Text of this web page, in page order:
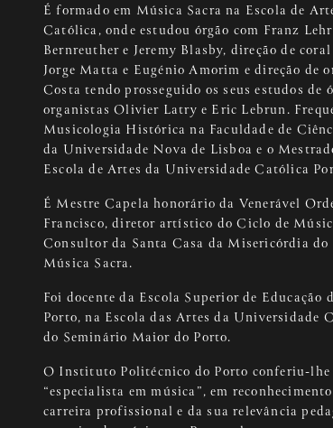
É formado em Música Sacra na Escola de
Católica, onde estudou órgão com Franz
Bernreuther e Jeremy Blasby, direção de
Jorge Matta e Eugénio Amorim e direção de
Costa tendo prosseguido os seus estudos de
organistas Olivier Latry e Eric Lebrun.
Musicologia Histórica na Faculdade de
da Universidade Nova de Lisboa e o
Escola de Artes da Universidade Católica
É Mestre Capela honorário da Venerável
Francisco, diretor artístico do Ciclo de
Consultor da Santa Casa da Misericórdia do
Música Sacra.
Foi docente da Escola Superior de Educação
Porto, na Escola das Artes da Universidade
do Seminário Maior do Porto.
O Instituto Politécnico do Porto conferiu-
“especialista em música”, em
carreira profissional e da sua relevância